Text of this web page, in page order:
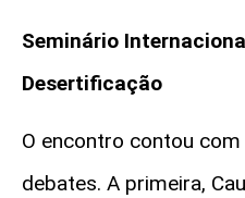
Seminário
Desertificação
O encontro contou
debates. A primeira,